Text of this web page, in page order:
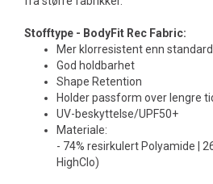
Stofftype - BodyFit Rec Fabric:
Mer klorresistent enn
God holdbarhet
Shape Retention
Holder passform over lengre
UV-beskyttelse/UPF50+
Materiale:
- 74% resirkulert Polyamide |
HighClo)